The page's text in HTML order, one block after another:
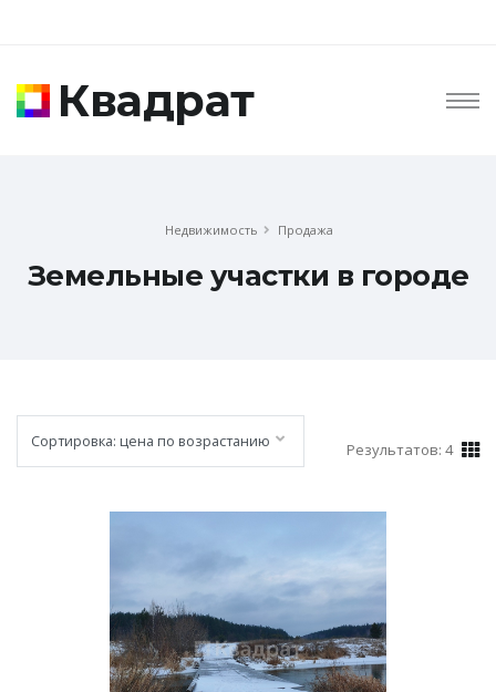
Квадрат
Недвижимость Продажа
Земельные участки в городе
Результатов: 4